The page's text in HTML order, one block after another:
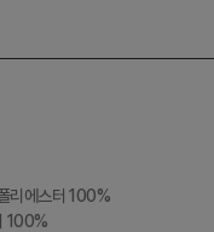
리에스터 100%
100%